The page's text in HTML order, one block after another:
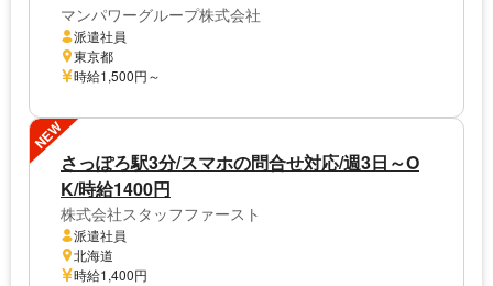
マンパワーグループ株式会社
派遣社員
東京都
時給1,500円～
NEW
さっぽろ駅3分/スマホの問合せ対応/週3日～O
K/時給1400円
株式会社スタッフファースト
派遣社員
北海道
時給1,400円